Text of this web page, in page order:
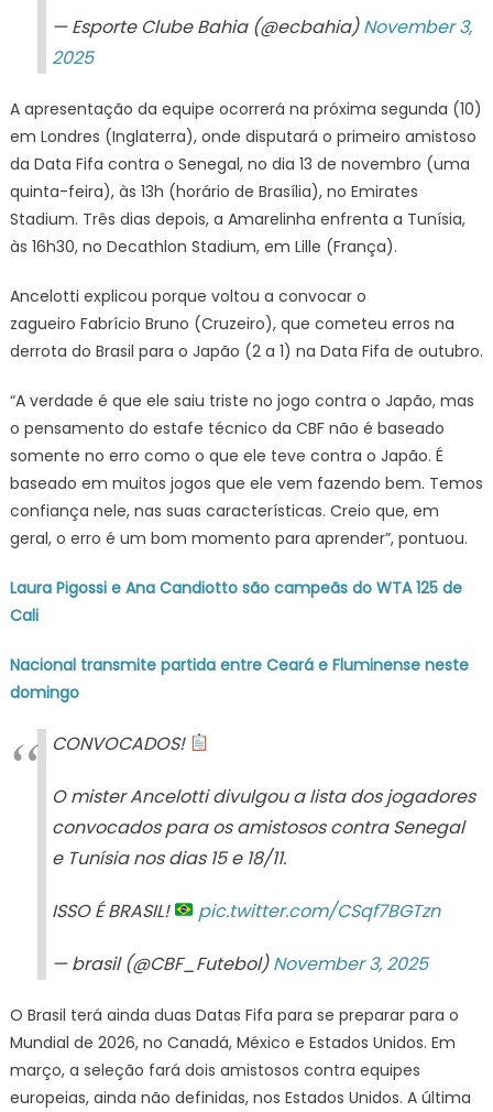
— Esporte Clube Bahia (@ecbahia)November 3,
2025
A apresentação da equipe ocorrerá na próxima segunda (10)
em Londres (Inglaterra), onde disputará o primeiro amistoso
da Data Fifa contra o Senegal, no dia 13 de novembro (uma
quinta-feira), às 13h (horário de Brasília), no Emirates
Stadium. Três dias depois, a Amarelinha enfrenta a Tunísia,
às 16h30, no Decathlon Stadium, em Lille (França).
Ancelotti explicou porque voltou a convocar o
zagueiro Fabrício Bruno (Cruzeiro), que cometeu erros na
derrota do Brasil para o Japão (2 a 1) na Data Fifa de outubro.
“A verdade é que ele saiu triste no jogo contra o Japão, mas
o pensamento do estafe técnico da CBF não é baseado
somente no erro como o que ele teve contra o Japão. É
baseado em muitos jogos que ele vem fazendo bem. Temos
confiança nele, nas suas características. Creio que, em
geral, o erro é um bom momento para aprender”, pontuou.
Laura Pigossi e Ana Candiotto são campeãs do WTA 125 de
Cali
Nacional transmite partida entre Ceará e Fluminense neste
domingo
CONVOCADOS!
O mister Ancelotti divulgou a lista dos jogadores
convocados para os amistosos contra Senegal
e Tunísia nos dias 15 e 18/11.
ISSO É BRASIL! pic.twitter.com/CSqf7BGTzn
— brasil (@CBF_Futebol)November 3, 2025
O Brasil terá ainda duas Datas Fifa para se preparar para o
Mundial de 2026, no Canadá, México e Estados Unidos. Em
março, a seleção fará dois amistosos contra equipes
europeias, ainda não definidas, nos Estados Unidos. A última